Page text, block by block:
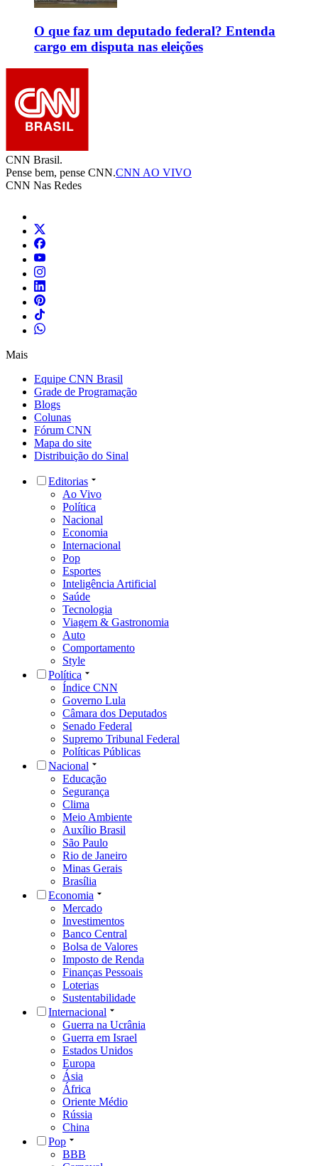
O que faz um deputado federal? Entenda
cargo em disputa nas eleições
CNN Brasil.
Pense bem, pense CNN.CNN AO VIVO
CNN Nas Redes
Mais
Equipe CNN Brasil
Grade de Programação
Blogs
Colunas
Fórum CNN
Mapa do site
Distribuição do Sinal
Editorias
Ao Vivo
Política
Nacional
Economia
Internacional
Pop
Esportes
Inteligência Artificial
Saúde
Tecnologia
Viagem & Gastronomia
Auto
Comportamento
Style
Política
Índice CNN
Governo Lula
Câmara dos Deputados
Senado Federal
Supremo Tribunal Federal
Políticas Públicas
Nacional
Educação
Segurança
Clima
Meio Ambiente
Auxílio Brasil
São Paulo
Rio de Janeiro
Minas Gerais
Brasília
Economia
Mercado
Investimentos
Banco Central
Bolsa de Valores
Imposto de Renda
Finanças Pessoais
Loterias
Sustentabilidade
Internacional
Guerra na Ucrânia
Guerra em Israel
Estados Unidos
Europa
Ásia
África
Oriente Médio
Rússia
China
Pop
BBB